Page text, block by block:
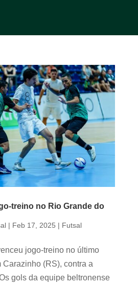
treino no Rio Grande do
| Feb 17, 2025 | Futsal
jogo-treino no último
Carazinho (RS), contra a
gols da equipe beltronense